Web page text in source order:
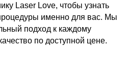
Laser Love, чтобы узнать
именно для вас. Мы
подход к каждому
по доступной цене.